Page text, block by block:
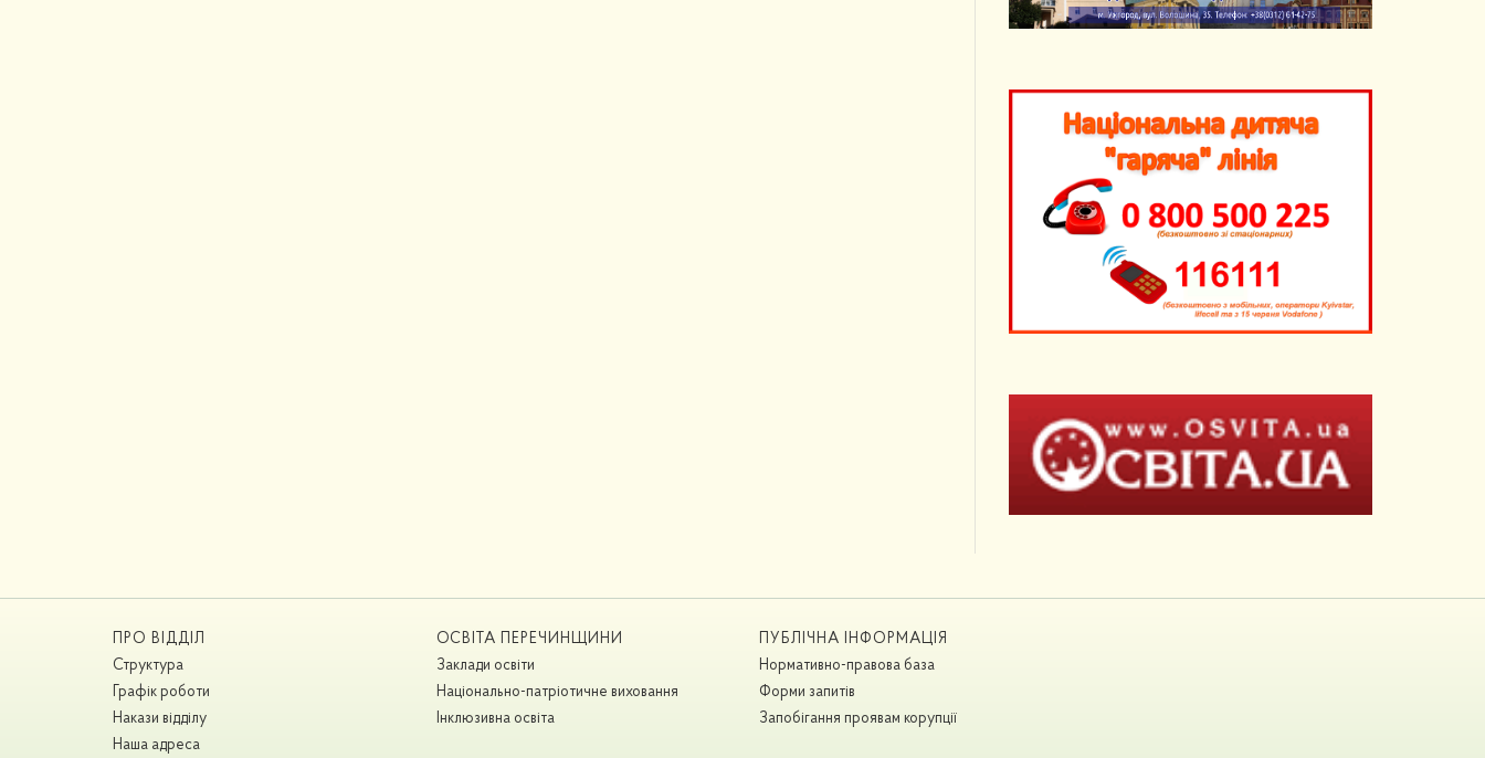
ПРО ВІДДІЛ
Структура
Графік роботи
Накази відділу
Наша адреса
ОСВІТА ПЕРЕЧИНЩИНИ
Заклади освіти
Національно-патріотичне виховання
Інклюзивна освіта
ПУБЛІЧНА ІНФОРМАЦІЯ
Нормативно-правова база
Форми запитів
Запобігання проявам корупції